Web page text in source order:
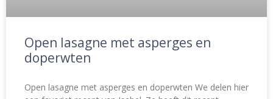
Open lasagne met asperges en
doperwten
Open lasagne met asperges en doperwten We delen hier